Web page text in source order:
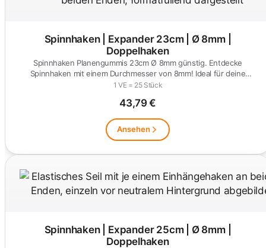
Spinnhaken | Expander 23cm | Ø 8mm |
Doppelhaken
Spinnhaken Planengummis 23cm Ø 8mm günstig. Entdecke
Spinnhaken mit einem Durchmesser von 8mm! Ideal für deine
Anforderungen.
1 VE = 25 Stück
43,79 €
Ansehen
Spinnhaken | Expander 25cm | Ø 8mm |
Doppelhaken